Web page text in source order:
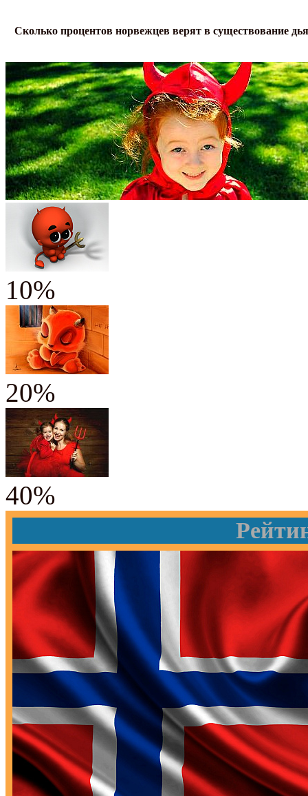
Сколько процентов норвежцев верят в существование
10%
20%
40%